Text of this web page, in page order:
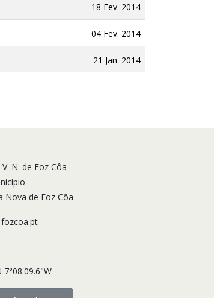
18 Fev. 2014
04 Fev. 2014
21 Jan. 2014
N. de Foz Côa
Nova de Foz Côa
7°08'09.6"W